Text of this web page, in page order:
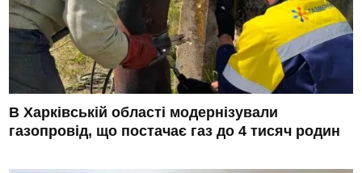
В Харківській області модернізували
газопровід, що постачає газ до 4 тисяч родин